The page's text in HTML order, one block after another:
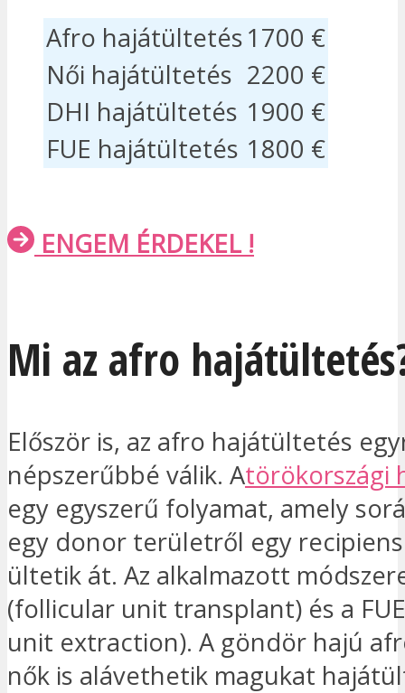
Afro hajátültetés1700 €
Női hajátültetés 2200 €
DHI hajátültetés 1900 €
FUE hajátültetés 1800 €
ENGEM ÉRDEKEL !
Mi az afro
Először is, az afro hajátültetés
népszerűbbé válik. Atörökországi
egy egyszerű folyamat, amely
egy donor területről egy
ültetik át. Az alkalmazott
(follicular unit transplant) és a
unit extraction). A göndör hajú
nők is alávethetik magukat